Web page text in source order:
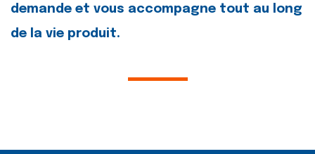
demande et vous accompagne tout au long
de la vie produit.